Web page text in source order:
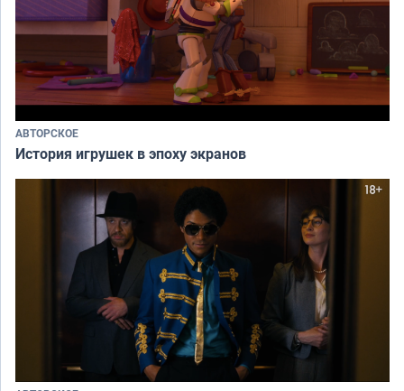
АВТОРСКОЕ
История игрушек в эпоху экранов